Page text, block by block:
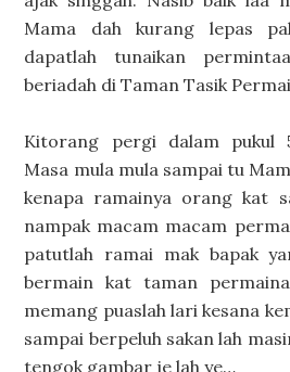
Mama dah kurang lepas
dapatlah tunaikan
beriadah di Taman Tasik
Kitorang pergi dalam pukul
Masa mula mula sampai tu
kenapa ramainya orang kat
nampak macam macam
patutlah ramai mak bapak
bermain kat taman
memang puaslah lari kesana
sampai berpeluh sakan lah
tengok gambar je lah ye…